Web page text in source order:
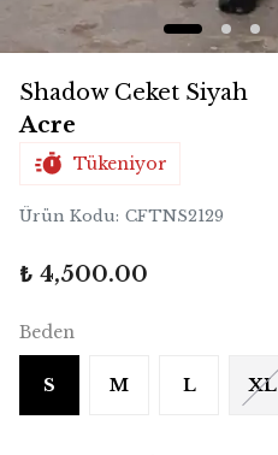
Shadow Ceket Siyah
Acre
Tükeniyor
Ürün Kodu: CFTNS2129
₺ 4,500.00
Beden
S M L XL